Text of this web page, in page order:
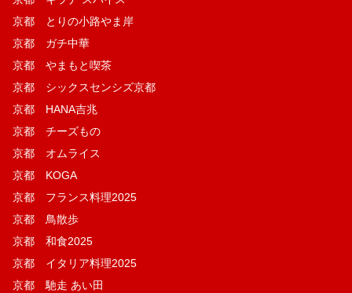
京都 とりの小路やま岸
京都 ガチ中華
京都 やまもと喫茶
京都 シックスセンシズ京都
京都 HANA吉兆
京都 チーズもの
京都 オムライス
京都 KOGA
京都 フランス料理2025
京都 鳥散歩
京都 和食2025
京都 イタリア料理2025
京都 馳走 あい田